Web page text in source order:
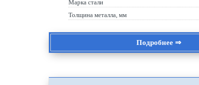
Марка стали
Толщина металла, мм
Подробнее ⇒